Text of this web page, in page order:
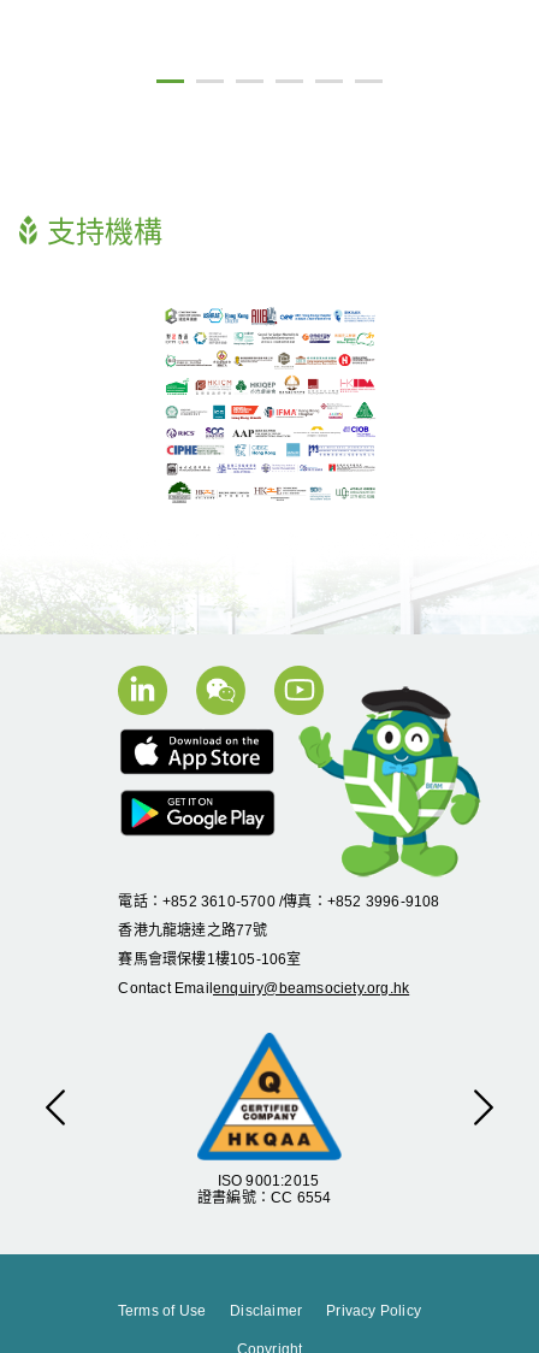
支持機構
ISO 9001:2015
證書編號：CC 6554
Previous Next
電話：+852 3610-5700 /傳真：+852 3996-9108
香港九龍塘達之路77號
賽馬會環保樓1樓105-106室
Contact Email enquiry@beamsociety.org.hk
Terms of Use Disclaimer Privacy Policy